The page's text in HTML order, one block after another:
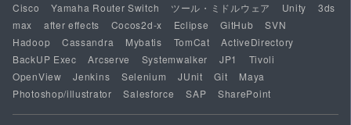
Cisco
Yamaha Router Switch ツール・ミドルウェア Unity
3ds
max
after effects Cocos2d-x Eclipse GitHub
SVN
Hadoop
Cassandra Mybatis TomCat
ActiveDirectory
BackUP Exec
Arcserve Systemwalker JP1
Tivoli
OpenView
Jenkins Selenium JUnit Git
Maya
Photoshop/illustrator
Salesforce SAP SharePoint